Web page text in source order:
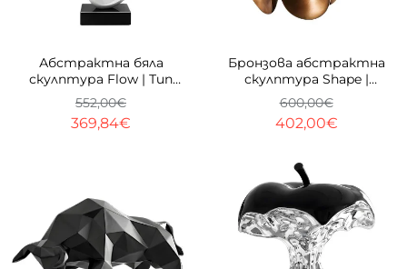
Абстрактна бяла
скулптура Flow | Тип
спирала | 62cm
369,84€
552,00€
Бронзова абстрактна
скулптура Shape |
Преплетени вълни |
42cm
402,00€
600,00€